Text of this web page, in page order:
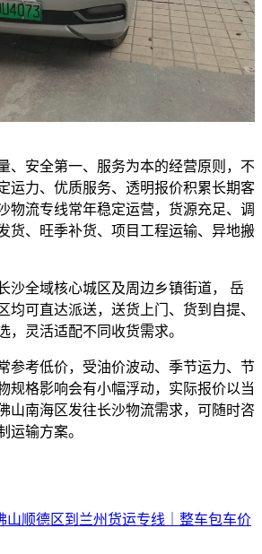
、安全第一、服务为本的经营原则，不
运力、优质服务、透明报价积累长期客
物流专线常年稳定运营，货源充足、调
货、旺季补货、项目工程运输、异地搬
沙全域核心城区及周边乡镇街道， 岳
均可直达派送，送货上门、货到自提、
，灵活适配不同收货需求。
参考低价，受油价波动、季节运力、节
规格影响会有小幅浮动，实际报价以当
山南海区发往长沙物流需求，可随时咨
运输方案。
山顺德区到兰州货运专线｜整车包车价